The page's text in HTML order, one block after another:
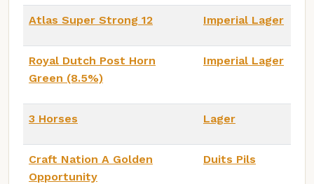
Atlas Super Strong 12 Imperial Lager
Royal Dutch Post Horn
Green (8.5%)
Imperial Lager
3 Horses Lager
Craft Nation A Golden
Opportunity
Duits Pils